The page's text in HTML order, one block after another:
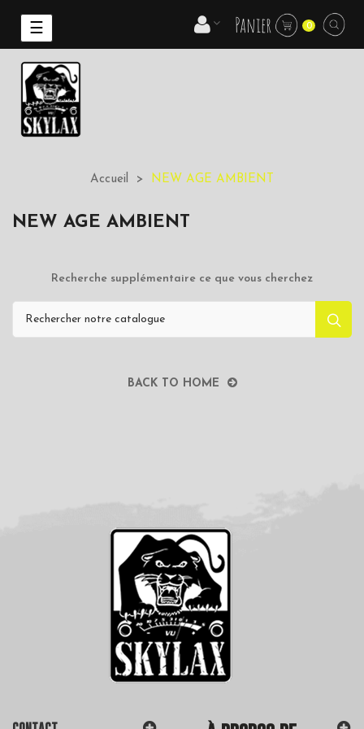
Basculer
la
navigation
☰ Panier 0
Accueil NEW AGE AMBIENT
NEW AGE AMBIENT
Recherche supplémentaire ce que vous cherchez
BACK TO HOME